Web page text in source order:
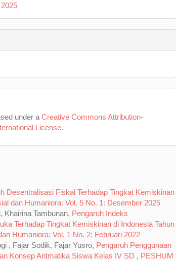
under aCreative Commons Attribution-
License.
Desentralisasi Fiskal Terhadap Tingkat Kemiskinan
dan Humaniora: Vol. 5 No. 1: Desember 2025
Khairina Tambunan, Pengaruh Indeks
Terhadap Tingkat Kemiskinan di Indonesia Tahun
Humaniora: Vol. 1 No. 2: Februari 2022
, Fajar Sodik, Fajar Yusro, Pengaruh Penggunaan
Konsep Aritmatika Siswa Kelas IV SD , PESHUM